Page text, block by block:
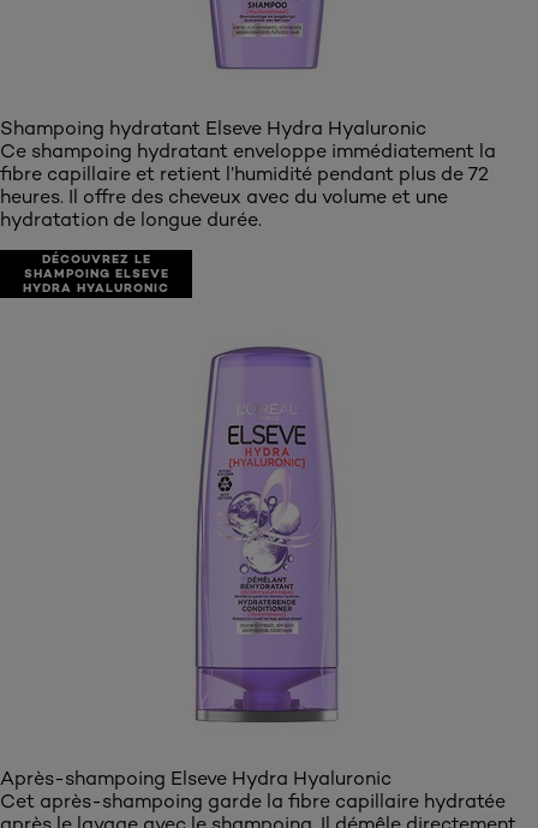
Découvrez le shampoing Elseve Hydra Hyaluronic
Shampoing hydratant Elseve Hydra Hyaluronic
Ce shampoing hydratant enveloppe immédiatement la
fibre capillaire et retient l’humidité pendant plus de 72
heures. Il offre des cheveux avec du volume et une
hydratation de longue durée.
DÉCOUVREZ LE
SHAMPOING ELSEVE
HYDRA HYALURONIC
Découvrez l’après-shampoing Elseve Hydra Hyaluronic
Après-shampoing Elseve Hydra Hyaluronic
Cet après-shampoing garde la fibre capillaire hydratée
après le lavage avec le shampoing. Il démêle directement